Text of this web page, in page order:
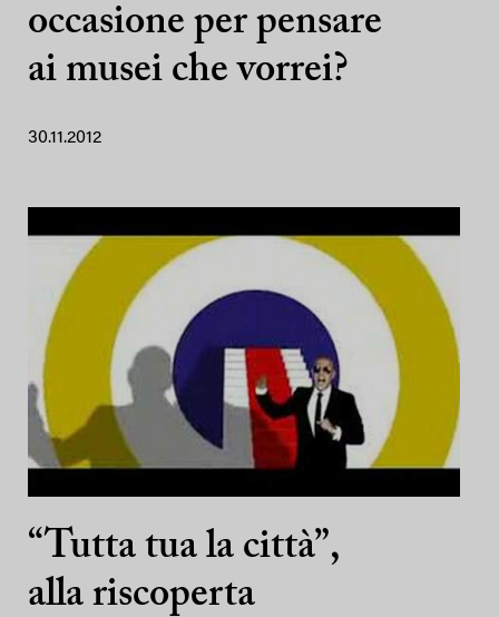
occasione per pensare
ai musei che vorrei?
30.11.2012
“Tutta tua la città”,
alla riscoperta